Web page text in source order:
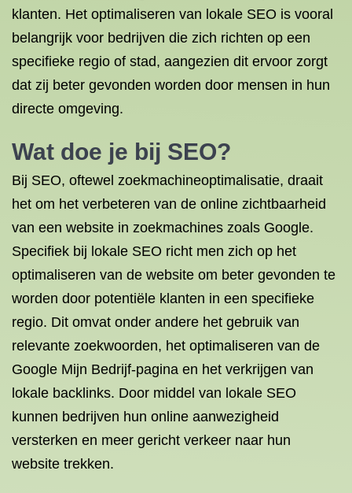
klanten. Het optimaliseren van lokale SEO is vooral
belangrijk voor bedrijven die zich richten op een
specifieke regio of stad, aangezien dit ervoor zorgt
dat zij beter gevonden worden door mensen in hun
directe omgeving.
Wat doe je bij SEO?
Bij SEO, oftewel zoekmachineoptimalisatie, draait
het om het verbeteren van de online zichtbaarheid
van een website in zoekmachines zoals Google.
Specifiek bij lokale SEO richt men zich op het
optimaliseren van de website om beter gevonden te
worden door potentiële klanten in een specifieke
regio. Dit omvat onder andere het gebruik van
relevante zoekwoorden, het optimaliseren van de
Google Mijn Bedrijf-pagina en het verkrijgen van
lokale backlinks. Door middel van lokale SEO
kunnen bedrijven hun online aanwezigheid
versterken en meer gericht verkeer naar hun
website trekken.